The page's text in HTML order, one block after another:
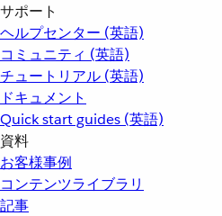
サポート
ヘルプセンター (英語)
コミュニティ (英語)
チュートリアル (英語)
ドキュメント
Quick start guides (英語)
資料
お客様事例
コンテンツライブラリ
記事